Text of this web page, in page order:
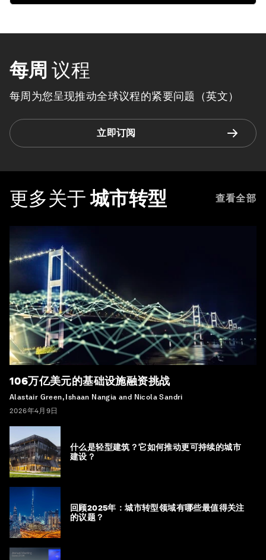
每周 议程
每周为您呈现推动全球议程的紧要问题（英文）
立即订阅
更多关于 城市转型 查看全部
106万亿美元的基础设施融资挑战
Alastair Green, Ishaan Nangia and Nicola Sandri
2026年4月9日
什么是轻型建筑？它如何推动更可持续的城市
建设？
回顾2025年：城市转型领域有哪些最值得关注
的议题？